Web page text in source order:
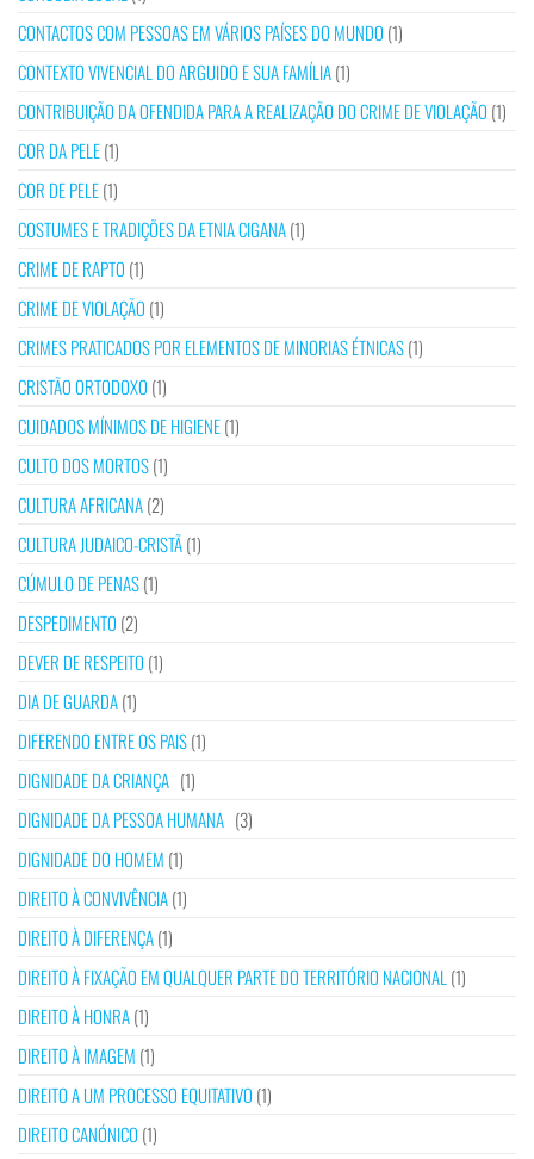
CONTACTOS COM PESSOAS EM VÁRIOS PAÍSES DO MUNDO (1)
CONTEXTO VIVENCIAL DO ARGUIDO E SUA FAMÍLIA(1)
CONTRIBUIÇÃO DA OFENDIDA PARA A REALIZAÇÃO DO CRIME DE VIOLAÇÃO (1)
COR DA PELE(1)
COR DE PELE(1)
COSTUMES E TRADIÇÕES DA ETNIA CIGANA(1)
CRIME DE RAPTO (1)
CRIME DE VIOLAÇÃO (1)
CRIMES PRATICADOS POR ELEMENTOS DE MINORIAS ÉTNICAS(1)
CRISTÃO ORTODOXO (1)
CUIDADOS MÍNIMOS DE HIGIENE(1)
CULTO DOS MORTOS(1)
CULTURA AFRICANA(2)
CULTURA JUDAICO-CRISTÃ(1)
CÚMULO DE PENAS(1)
DESPEDIMENTO (2)
DEVER DE RESPEITO (1)
DIA DE GUARDA(1)
DIFERENDO ENTRE OS PAIS(1)
DIGNIDADE DA CRIANÇA (1)
DIGNIDADE DA PESSOA HUMANA (3)
DIGNIDADE DO HOMEM (1)
DIREITO À CONVIVÊNCIA(1)
DIREITO À DIFERENÇA(1)
DIREITO À FIXAÇÃO EM QUALQUER PARTE DO TERRITÓRIO NACIONAL (1)
DIREITO À HONRA(1)
DIREITO À IMAGEM (1)
DIREITO A UM PROCESSO EQUITATIVO (1)
DIREITO CANÓNICO (1)